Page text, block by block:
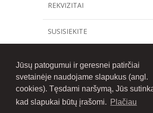
Jūsų patogumui ir geresnei patirčiai
svetainėje naudojame slapukus (angl.
cookies). Tęsdami naršymą, Jūs
kad slapukai būtų įrašomi. Plačiau
REKVIZITAI
SUSISIEKITE
FACEBOOK